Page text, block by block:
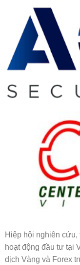
Hiệp hội nghiên
hoạt động đầu tư tại
dịch Vàng và Forex